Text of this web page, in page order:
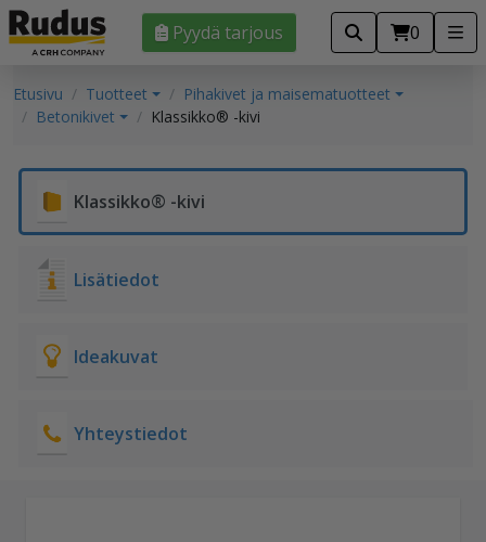
Pyydä tarjous 0
Etusivu Tuotteet
Pihakivet ja maisematuotteet
Betonikivet
Klassikko® -kivi
Klassikko® -kivi
Lisätiedot
Ideakuvat
Yhteystiedot